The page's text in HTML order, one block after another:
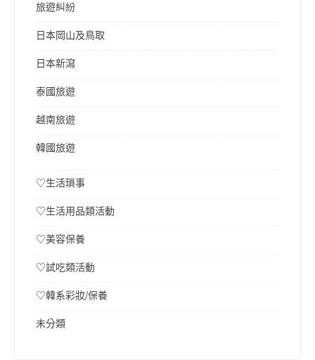
旅遊糾紛
日本岡山及鳥取
日本新瀉
泰國旅遊
越南旅遊
韓國旅遊
♡生活瑣事
♡生活用品類活動
♡美容保養
♡試吃類活動
♡韓系彩妝/保養
未分類